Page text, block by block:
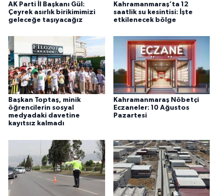
AK Parti İl Başkanı Gül:
Çeyrek asırlık birikimimizi
geleceğe taşıyacağız
Kahramanmaraş’ta 12
saatlik su kesintisi: İşte
etkilenecek bölge
Başkan Toptaş, minik
öğrencilerin sosyal
medyadaki davetine
kayıtsız kalmadı
Kahramanmaraş Nöbetçi
Eczaneler: 10 Ağustos
Pazartesi